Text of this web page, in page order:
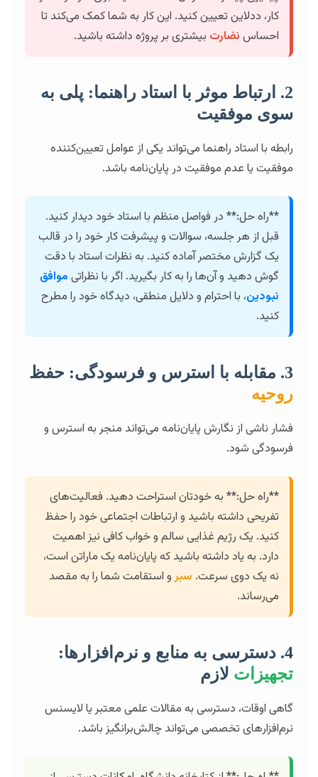
کار، ددلاین تعیین کنید. این کار به شما کمک می‌کند تا
احساسنضارت بیشتری بر پروژه داشته باشید.
2. ارتباط موثر با استاد راهنما: پلی به
سوی موفقیت
رابطه با استاد راهنما می‌تواند یکی از عوامل تعیین‌کننده
موفقیت یا عدم موفقیت در پایان‌نامه باشد.
**راه حل:** در فواصل منظم با استاد خود دیدار کنید.
قبل از هر جلسه، سوالات و پیشرفت کار خود را در قالب
یک گزارش مختصر آماده کنید. به نظرات استاد با دقت
گوش دهید و آن‌ها را به کار بگیرید. اگر با نظراتیموافق
نبودین، با احترام و دلایل منطقی، دیدگاه خود را مطرح
کنید.
3. مقابله با استرس و فرسودگی: حفظ
روحیه
فشار ناشی از نگارش پایان‌نامه می‌تواند منجر به استرس و
فرسودگی شود.
**راه حل:** به خودتان استراحت دهید. فعالیت‌های
تفریحی داشته باشید و ارتباطات اجتماعی خود را حفظ
کنید. یک رژیم غذایی سالم و خواب کافی نیز اهمیت
دارد. به یاد داشته باشید که پایان‌نامه یک ماراتن است،
نه یک دوی سرعت. سبرو استقامت شما را به مقصد
می‌رساند.
4. دسترسی به منابع و نرم‌افزارها:
تجهیزات لازم
گاهی اوقات، دسترسی به مقالات علمی معتبر یا لایسنس
نرم‌افزارهای تخصصی می‌تواند چالش‌برانگیز باشد.